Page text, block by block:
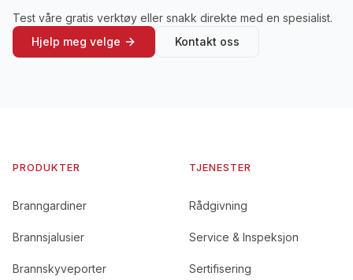
Test våre gratis verktøy eller snakk direkte med en spesialist.
Hjelp meg velge
Kontakt oss
PRODUKTER
Branngardiner
Brannsjalusier
Brannskyveporter
TJENESTER
Rådgivning
Service & Inspeksjon
Sertifisering